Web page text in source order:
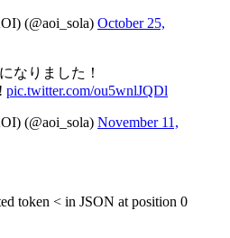
(@aoi_sola) October 25,
なりました！
pic.twitter.com/ou5wnlJQDl
(@aoi_sola) November 11,
token < in JSON at position 0